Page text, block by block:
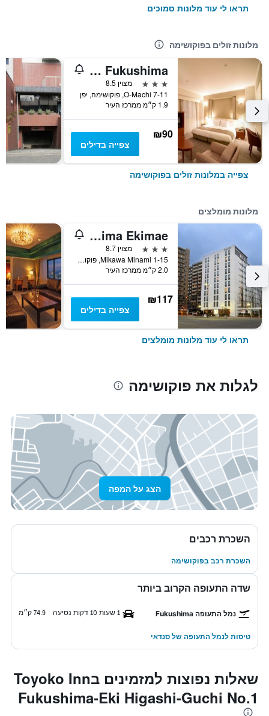
תראו לי עוד מלונות סמוכים
מלונות זולים בפוקושימה
Hotel Sankyo Fukushima
3 כוכבים
מצוין 8.5
7-11 O-Machi, פוקושימה, יפן
1.9 ק״מ ממרכז העיר
₪90
צפייה בדילים
צפייה במלונות זולים בפוקושימה
מלונות מומלצים
Richmond Hotel Fukushima Ekimae
3 כוכבים
מצוין 8.7
1-15 Mikawa Minami, פוקושימה, יפן
2.0 ק״מ ממרכז העיר
₪117
צפייה בדילים
תראו לי עוד מלונות מומלצים
לגלות את פוקושימה
הצג על המפה
השכרת רכבים
השכרת רכב בפוקושימה
שדה התעופה הקרוב ביותר
נמל התעופה Fukushima 1 שעות 10 דקות נסיעה 74.9 ק״מ
טיסות לנמל התעופה של סנדאי
שאלות נפוצות למזמינים בToyoko Inn
Fukushima-Eki Higashi-Guchi No.1